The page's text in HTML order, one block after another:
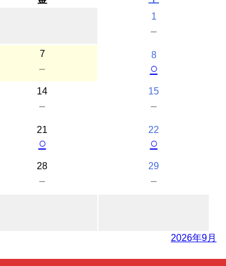
1
－
7
－
8
○
14
－
15
－
21
○
22
○
28
－
29
－
2026年9月